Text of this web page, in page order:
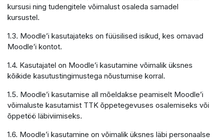
kursusi ning tudengitele võimalust osaleda samadel
kursustel.
1.3. Moodle’i kasutajateks on füüsilised isikud, kes omavad
Moodle’i kontot.
1.4. Kasutajatel on Moodle’i kasutamine võimalik üksnes
kõikide kasutustingimustega nõustumise korral.
1.5. Moodle’i kasutamise all mõeldakse peamiselt Moodle’i
võimaluste kasutamist TTK õppetegevuses osalemiseks või
õppetöö läbiviimiseks.
1.6. Moodle’i kasutamine on võimalik üksnes läbi personaalse